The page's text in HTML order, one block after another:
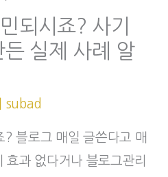
되시죠? 사기
실제 사례 알
subad
블로그 매일 글쓴다고 매
효과 없다거나 블로그관리